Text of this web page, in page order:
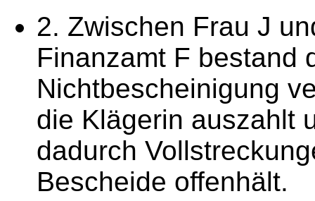
2. Zwischen Frau J
Finanzamt F bestand
Nichtbescheinigung
die Klägerin auszahlt
dadurch
Bescheide offenhält.